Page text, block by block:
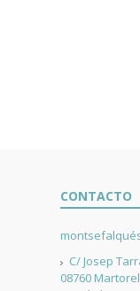
CONTACTO
C/ Josep
08760